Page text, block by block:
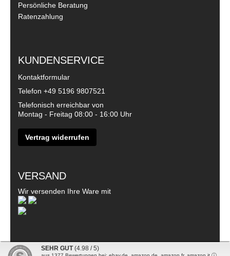
Persönliche Beratung
Ratenzahlung
KUNDENSERVICE
Kontaktformular
Telefon +49 5196 9807521
Telefonisch erreichbar von
Montag - Freitag 08:00 - 16:00 Uhr
Vertrag widerrufen
VERSAND
Wir versenden Ihre Ware mit
SEHR GUT (4.98 / 5)